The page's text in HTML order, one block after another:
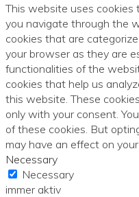
This website uses cookies
you navigate through the
cookies that are
your browser as they are
functionalities of the
cookies that help us
this website. These
only with your consent.
of these cookies. But
may have an effect on
Necessary
Necessary
immer aktiv